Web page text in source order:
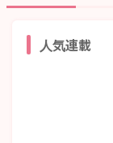
人気連載